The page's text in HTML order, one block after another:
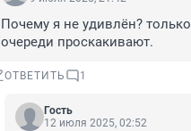
Почему я не удивлён?
очереди проскакивают.
ОТВЕТИТЬ 1
Гость
12 июля 2025, 02:52